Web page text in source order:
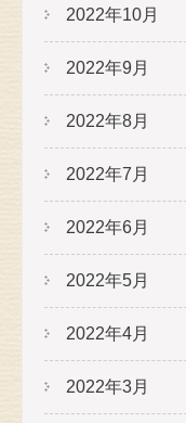
2022年10月
2022年9月
2022年8月
2022年7月
2022年6月
2022年5月
2022年4月
2022年3月